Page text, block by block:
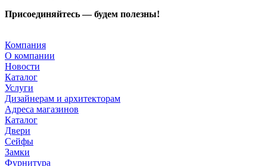
Присоединяйтесь — будем полезны!
Компания
О компании
Новости
Каталог
Услуги
Дизайнерам и архитекторам
Адреса магазинов
Каталог
Двери
Сейфы
Замки
Фурнитура